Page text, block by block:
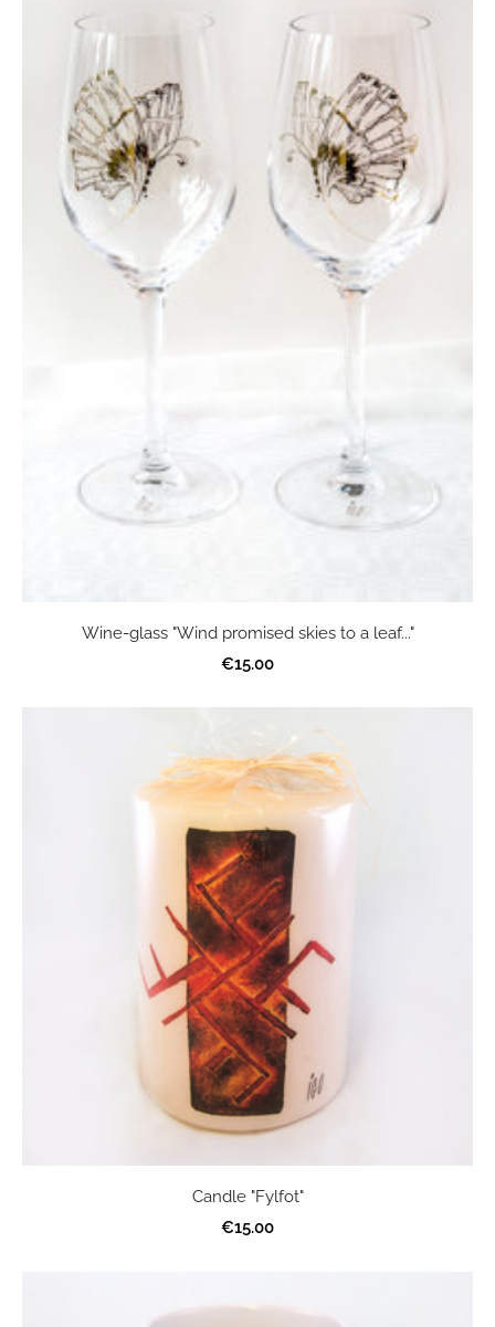
Wine-glass "Wind promised skies to a leaf..."
€15.00
Candle "Fylfot"
€15.00